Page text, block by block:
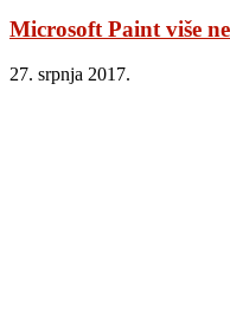
Microsoft Paint više
27. srpnja 2017.